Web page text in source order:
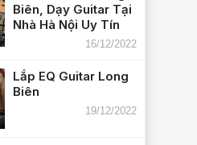
Biên, Dạy Guitar Tại
Nhà Hà Nội Uy Tín
16/12/2022
Lắp EQ Guitar Long
Biên
19/12/2022